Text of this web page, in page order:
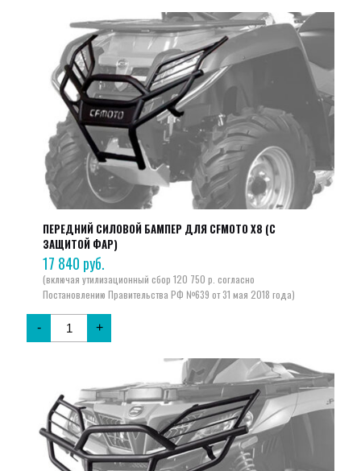
ПЕРЕДНИЙ СИЛОВОЙ БАМПЕР ДЛЯ CFMOTO X8 (С
ЗАЩИТОЙ ФАР)
17 840 руб.
- +